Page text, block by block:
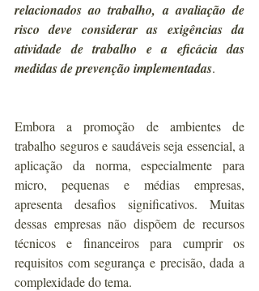
relacionados ao trabalho, a avaliação de
risco deve considerar as exigências da
atividade de trabalho e a eficácia das
medidas de prevenção implementadas.
Embora a promoção de ambientes de
trabalho seguros e saudáveis seja essencial, a
aplicação da norma, especialmente para
micro, pequenas e médias empresas,
apresenta desafios significativos. Muitas
dessas empresas não dispõem de recursos
técnicos e financeiros para cumprir os
requisitos com segurança e precisão, dada a
complexidade do tema.